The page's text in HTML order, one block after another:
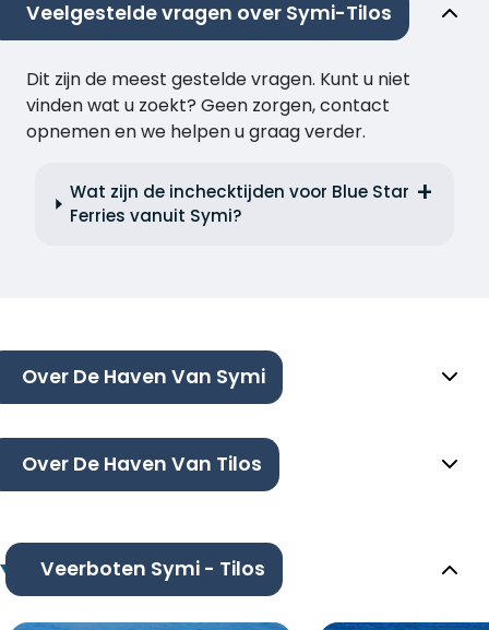
Veelgestelde vragen over Symi-Tilos
Dit zijn de meest gestelde vragen. Kunt u niet
vinden wat u zoekt? Geen zorgen, contact
opnemen en we helpen u graag verder.
Wat zijn de inchecktijden voor Blue Star
Ferries vanuit Symi?
Over De Haven Van Symi
Over De Haven Van Tilos
Veerboten Symi - Tilos